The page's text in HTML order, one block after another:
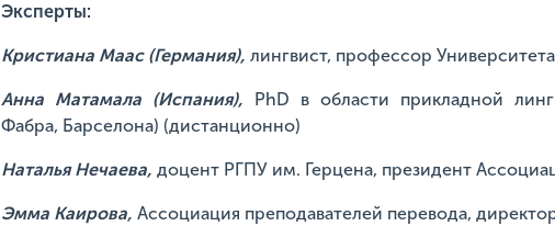
Эксперты:
Кристиана Маас (Германия), лингвист, профессор
Анна Матамала (Испания), PhD в области прикладной
Фабра, Барселона) (дистанционно)
Наталья Нечаева, доцент РГПУ им. Герцена, президент
Эмма Каирова, Ассоциация преподавателей перевода,